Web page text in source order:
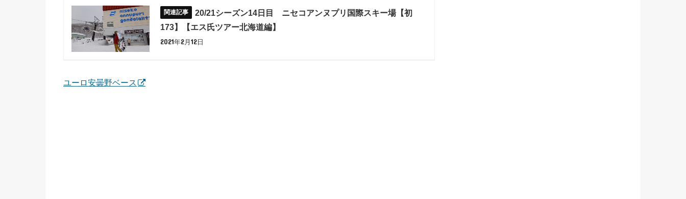
20/21シーズン14日目 ニセコアンヌプリ国際スキー場【初
173】【エス氏ツアー北海道編】
2021年2月12日
ユーロ安曇野ベース